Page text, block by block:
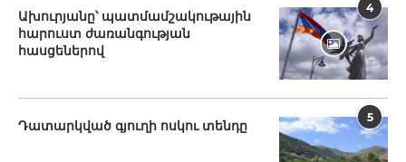
4
Ախուրյանը՝ պատմամշակութային
հարուստ ժառանգության
հասցեներով
5
Դատարկված գյուղի ոսկու տենդը